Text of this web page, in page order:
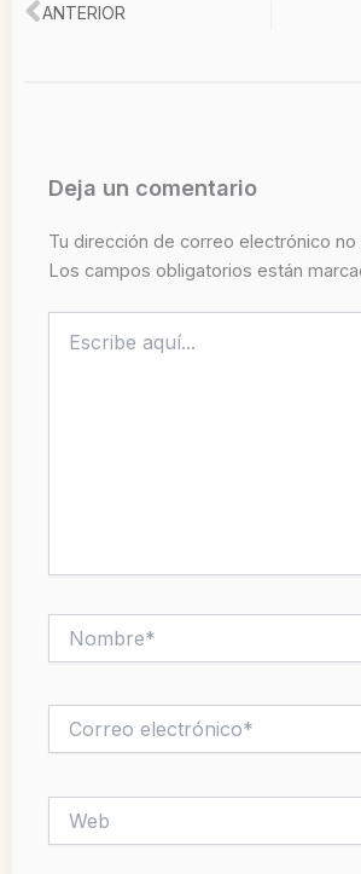
Ant
ANTERIOR
Deja un comentario
Tu dirección de correo electrónico no
Los campos obligatorios están
aquí...
electrónico*